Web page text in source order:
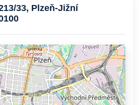
33, Plzeň-Jižní